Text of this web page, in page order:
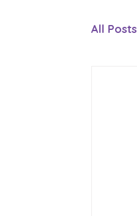
All Posts